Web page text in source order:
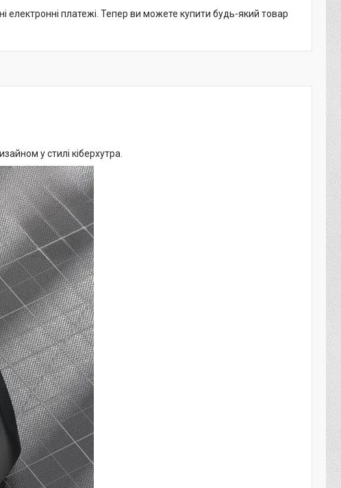
електронні платежі. Тепер ви можете купити будь-який товар
у стилі кіберхутра.